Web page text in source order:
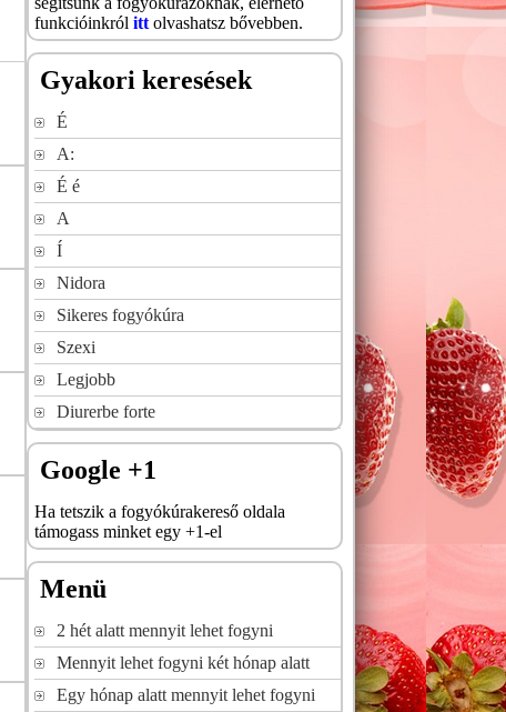
funkcióinkról ittolvashatsz bővebben.
Gyakori keresések
É
A:
É é
A
Í
Nidora
Sikeres fogyókúra
Szexi
Legjobb
Diurerbe forte
Google +1
Ha tetszik a fogyókúrakereső oldala
támogass minket egy +1-el
Menü
2 hét alatt mennyit lehet fogyni
Mennyit lehet fogyni két hónap alatt
Egy hónap alatt mennyit lehet fogyni